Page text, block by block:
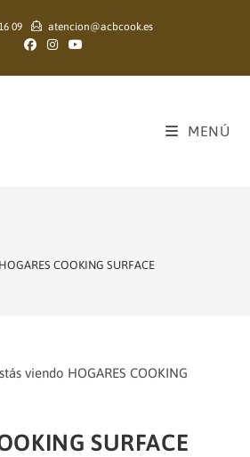
09 atencion@acbcook.es
MENÚ
HOGARES COOKING SURFACE
SURFACE